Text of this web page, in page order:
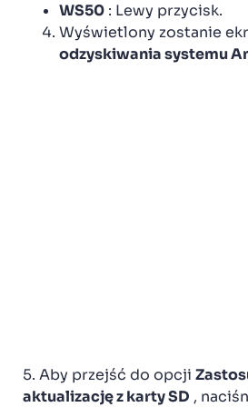
WS50 : Lewy przycisk.
Wyświetlony zostanie
odzyskiwania systemu
5. Aby przejść do opcji
aktualizację z karty SD ,